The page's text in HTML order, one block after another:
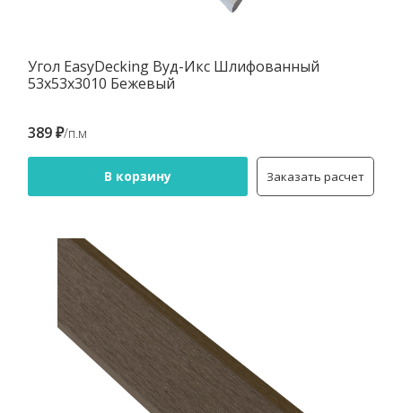
Угол EasyDecking Вуд-Икс Шлифованный
53х53х3010 Бежевый
389 ₽/п.м
В корзину Заказать расчет